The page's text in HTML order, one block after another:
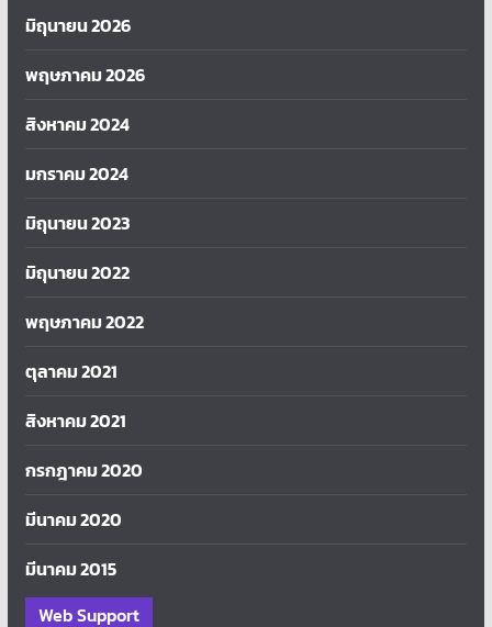
มิถุนายน 2026
พฤษภาคม 2026
สิงหาคม 2024
มกราคม 2024
มิถุนายน 2023
มิถุนายน 2022
พฤษภาคม 2022
ตุลาคม 2021
สิงหาคม 2021
กรกฎาคม 2020
มีนาคม 2020
มีนาคม 2015
Web Support